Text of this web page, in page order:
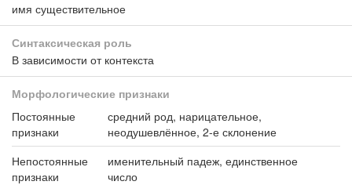
имя существительное
Синтаксическая роль
В зависимости от контекста
Морфологические признаки
Постоянные
признаки
средний род, нарицательное,
неодушевлённое, 2-е склонение
Непостоянные
признаки
именительный падеж, единственное
число